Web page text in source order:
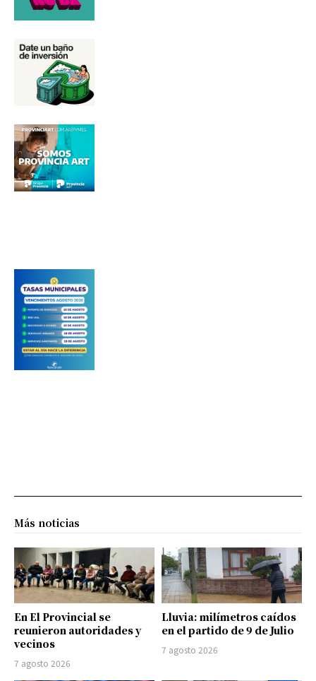
Más noticias
En El Provincial se
reunieron autoridades y
vecinos
7 agosto 2026
Lluvia: milímetros caídos
en el partido de 9 de Julio
7 agosto 2026